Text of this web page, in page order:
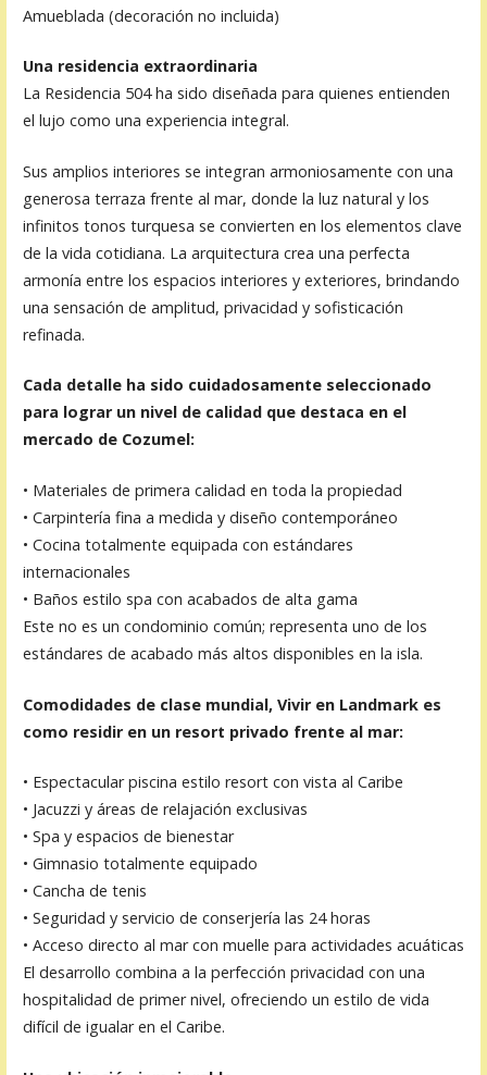
Amueblada (decoración no incluida)
Una residencia extraordinaria
La Residencia 504 ha sido diseñada para quienes entienden
el lujo como una experiencia integral.
Sus amplios interiores se integran armoniosamente con una
generosa terraza frente al mar, donde la luz natural y los
infinitos tonos turquesa se convierten en los elementos clave
de la vida cotidiana. La arquitectura crea una perfecta
armonía entre los espacios interiores y exteriores, brindando
una sensación de amplitud, privacidad y sofisticación
refinada.
Cada detalle ha sido cuidadosamente seleccionado
para lograr un nivel de calidad que destaca en el
mercado de Cozumel:
• Materiales de primera calidad en toda la propiedad
• Carpintería fina a medida y diseño contemporáneo
• Cocina totalmente equipada con estándares
internacionales
• Baños estilo spa con acabados de alta gama
Este no es un condominio común; representa uno de los
estándares de acabado más altos disponibles en la isla.
Comodidades de clase mundial, Vivir en Landmark es
como residir en un resort privado frente al mar:
• Espectacular piscina estilo resort con vista al Caribe
• Jacuzzi y áreas de relajación exclusivas
• Spa y espacios de bienestar
• Gimnasio totalmente equipado
• Cancha de tenis
• Seguridad y servicio de conserjería las 24 horas
• Acceso directo al mar con muelle para actividades acuáticas
El desarrollo combina a la perfección privacidad con una
hospitalidad de primer nivel, ofreciendo un estilo de vida
difícil de igualar en el Caribe.